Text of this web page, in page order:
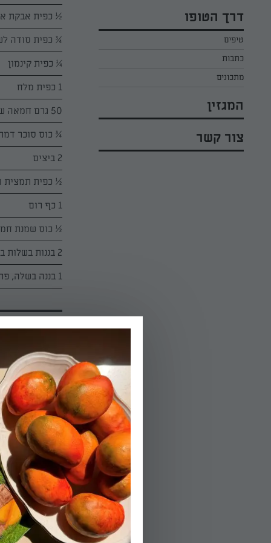
סלטים לפסח
עוגיות לפסח
קארין בנולול
מירי כהן
רובי מיכאל
דרך הטופו
טיפים
כתבות
מתכונים
המגזין
צור קשר
½ כפית אבקת
¾ כפית סודה
¼ כפית קינמון
1 כפית מלח
50 גרם חמאה של תנובה, רכה
¾ כוס סוכר
2 ביצים
½ כפית תמצית
1 כף רום
½ כוס שמנת חמוצה
2 בננות בשלות ביותר, מעוכות
1 בננה בשלה, פרוסה לעיגולים
הוראות הכנה:
01.
מחממים תנור ל-175 מעלות. משמנים ומקמחים תבנית אינגליש קייק, או מרפדים בנייר אפייה.
02.
בקערה גדולה,
03.
בקערה של
מוסיפים את